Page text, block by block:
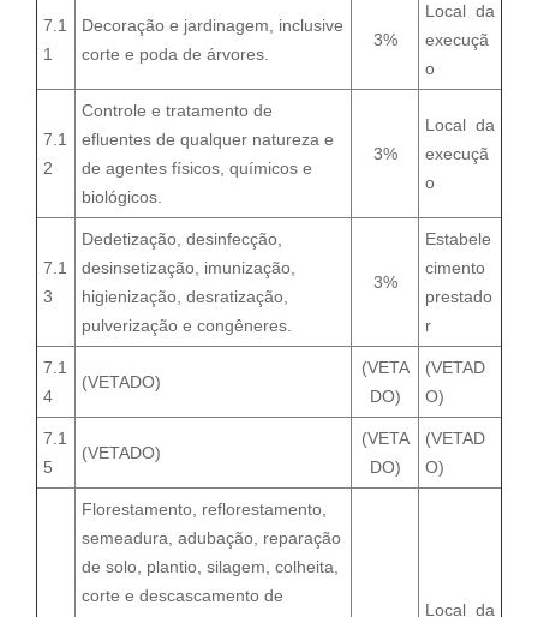
7.1
1
Decoração e jardinagem, inclusive
corte e poda de árvores.
3%
Local da
execuçã
o
7.1
2
Controle e tratamento de
efluentes de qualquer natureza e
de agentes físicos, químicos e
biológicos.
3%
Local da
execuçã
o
7.1
3
Dedetização, desinfecção,
desinsetização, imunização,
higienização, desratização,
pulverização e congêneres.
3%
Estabele
cimento
prestado
r
7.1
4
(VETADO)
(VETA
DO)
(VETAD
O)
7.1
5
(VETADO)
(VETA
DO)
(VETAD
O)
Florestamento, reflorestamento,
semeadura, adubação, reparação
de solo, plantio, silagem, colheita,
corte e descascamento de
Local da